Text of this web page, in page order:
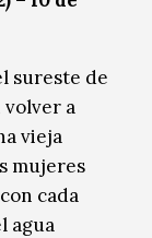
sureste de
volver a
vieja
mujeres
cada
agua